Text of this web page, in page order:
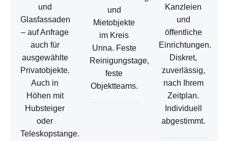
und
Glasfassaden
– auf Anfrage
auch für
ausgewählte
Privatobjekte.
Auch in
Höhen mit
Hubsteiger
oder
Teleskopstange.
und
Mietobjekte
im Kreis
Unna. Feste
Reinigungstage,
feste
Objektteams.
Kanzleien
und
öffentliche
Einrichtungen.
Diskret,
zuverlässig,
nach Ihrem
Zeitplan.
Individuell
abgestimmt.